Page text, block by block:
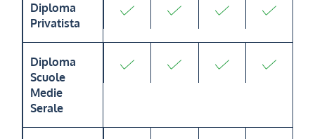
Diploma
Privatista
Diploma
Scuole
Medie
Serale